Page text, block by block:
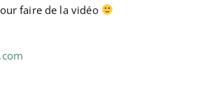
faire de la vidéo